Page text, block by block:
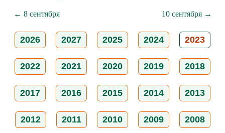
← 8 сентября 10 сентября →
2026 2027 2025 2024 2023
2022 2021 2020 2019 2018
2017 2016 2015 2014 2013
2012 2011 2010 2009 2008